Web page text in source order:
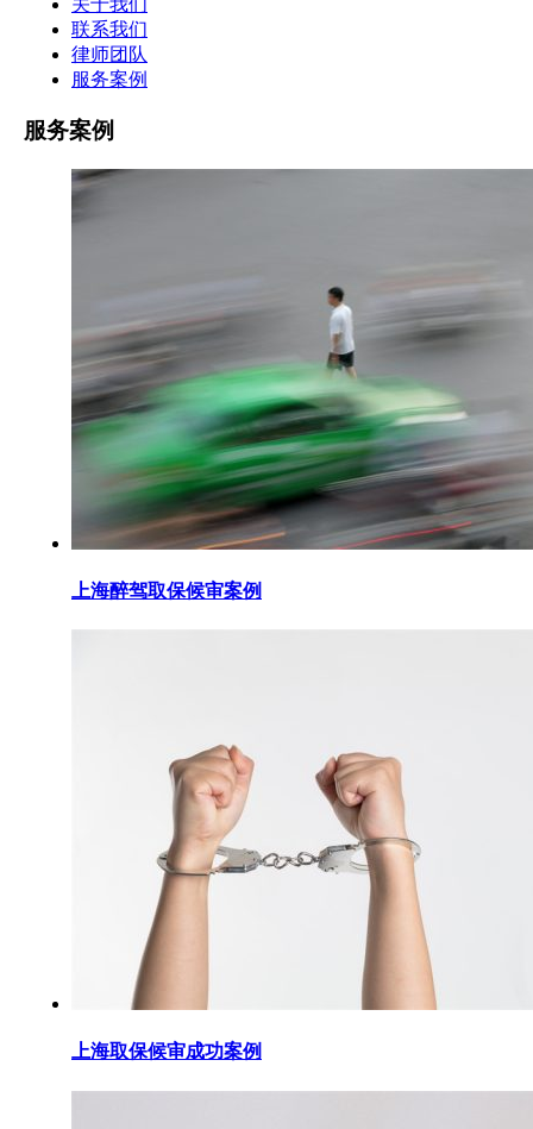
关于我们
联系我们
律师团队
服务案例
服务案例
上海醉驾取保候审案例
上海取保候审成功案例